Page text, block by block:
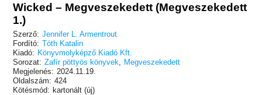
Wicked – Megveszekedett (Megveszekedett
1.)
Szerző: Jennifer L. Armentrout
Fordító: Tóth Katalin
Kiadó: Könyvmolyképző Kiadó Kft.
Sorozat: Zafír pöttyös könyvek
Megveszekedett
Megjelenés: 2024.11.19.
Oldalszám: 424
Kötésmód: kartonált (új)